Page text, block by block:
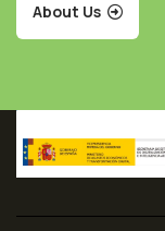
About Us